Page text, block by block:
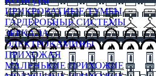
ПРИКРОВАТНЫЕ ТУМБЫ
ГАРДЕРОБНЫЕ СИСТЕМЫ
ЗЕРКАЛА
ЭЛЕКТРОКАМИНЫ
ПРИХОЖАЯ
МАЛЕНЬКИЕ ПРИХОЖИЕ